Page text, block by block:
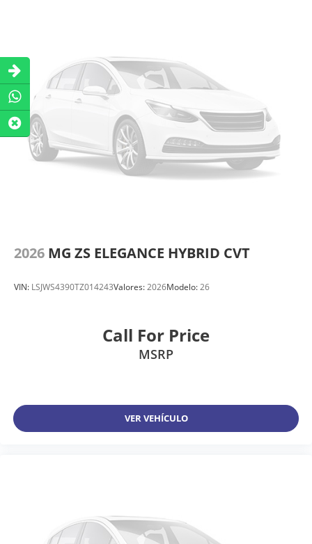
2026 MG ZS ELEGANCE HYBRID CVT
VIN: LSJWS4390TZ014243Valores:2026Modelo:26
Call For Price
MSRP
VER VEHÍCULO